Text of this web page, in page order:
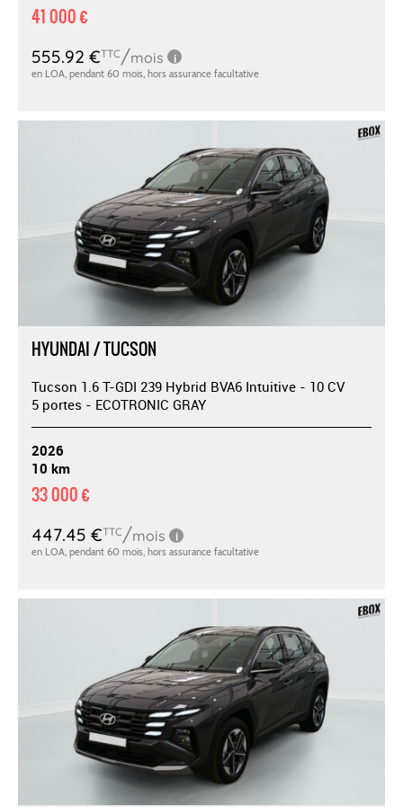
41 000 €
HYUNDAI / TUCSON
Tucson 1.6 T-GDI 239 Hybrid BVA6 Intuitive - 10 CV
5 portes - ECOTRONIC GRAY
2026
10 km
33 000 €